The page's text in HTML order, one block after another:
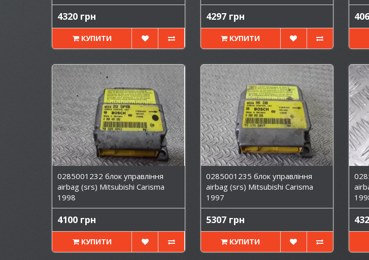
4320 грн
КУПИТИ
4297 грн
КУПИТИ
0285001232 блок управління
airbag (srs) Mitsubishi Carisma
1998
4100 грн
КУПИТИ
0285001235 блок управління
airbag (srs) Mitsubishi Carisma
1997
5307 грн
КУПИТИ